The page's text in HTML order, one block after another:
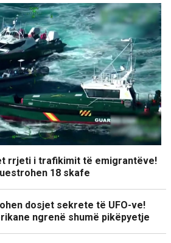
rrjeti i trafikimit të emigrantëve!
18 skafe
dosjet sekrete të UFO-ve!
ngrenë shumë pikëpyetje